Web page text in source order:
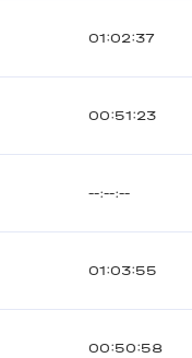
01:02:37
00:51:23
--:--:--
01:03:55
00:50:58